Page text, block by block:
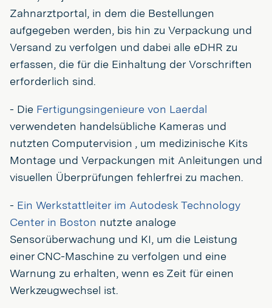
Zahnarztportal, in dem die Bestellungen
aufgegeben werden, bis hin zu Verpackung und
Versand zu verfolgen und dabei alle eDHR zu
erfassen, die für die Einhaltung der Vorschriften
erforderlich sind.
- Die Fertigungsingenieure von Laerdal
verwendeten handelsübliche Kameras und
nutzten Computervision , um medizinische Kits
Montage und Verpackungen mit Anleitungen und
visuellen Überprüfungen fehlerfrei zu machen.
- Ein Werkstattleiter im Autodesk Technology
Center in Boston nutzte analoge
Sensorüberwachung und KI, um die Leistung
einer CNC-Maschine zu verfolgen und eine
Warnung zu erhalten, wenn es Zeit für einen
Werkzeugwechsel ist.